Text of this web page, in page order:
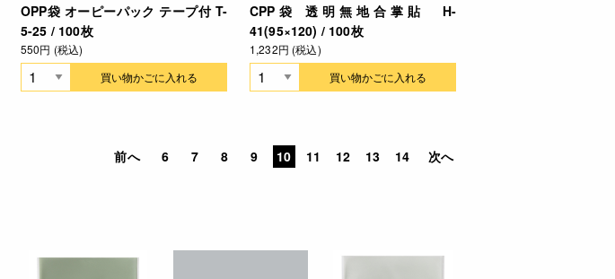
OPP袋 オーピーパック テープ付 T-
5-25 / 100枚
550円 (税込)
買い物かごに入れる
CPP袋 透明無地合掌貼 H-
41(95×120) / 100枚
1,232円 (税込)
買い物かごに入れる
前へ 6 7 8 9 10 11 12 13 14 次へ